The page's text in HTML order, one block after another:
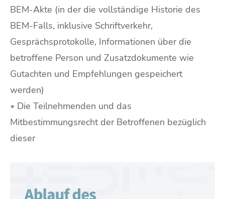
BEM-Akte (in der die vollständige Historie des
BEM-Falls, inklusive Schriftverkehr,
Gesprächsprotokolle, Informationen über die
betroffene Person und Zusatzdokumente wie
Gutachten und Empfehlungen gespeichert
werden)
• Die Teilnehmenden und das
Mitbestimmungsrecht der Betroffenen bezüglich
dieser